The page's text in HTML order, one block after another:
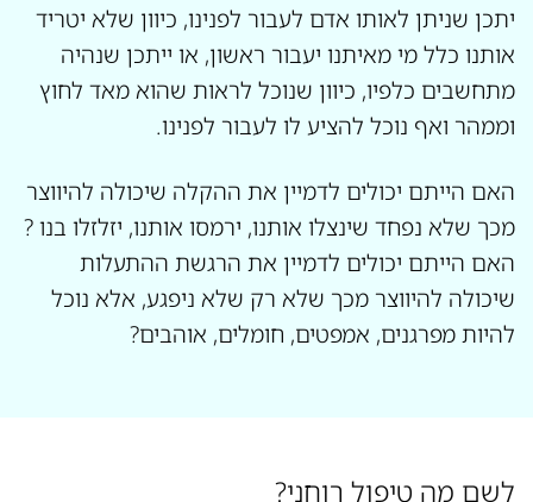
יתכן שניתן לאותו אדם לעבור לפנינו, כיוון שלא יטריד
אותנו כלל מי מאיתנו יעבור ראשון, או ייתכן שנהיה
מתחשבים כלפיו, כיוון שנוכל לראות שהוא מאד לחוץ
וממהר ואף נוכל להציע לו לעבור לפנינו.
האם הייתם יכולים לדמיין את ההקלה שיכולה להיווצר
מכך שלא נפחד שינצלו אותנו, ירמסו אותנו, יזלזלו בנו ?
האם הייתם יכולים לדמיין את הרגשת ההתעלות
שיכולה להיווצר מכך שלא רק שלא ניפגע, אלא נוכל
להיות מפרגנים, אמפטים, חומלים, אוהבים?
לשם מה טיפול רוחני?